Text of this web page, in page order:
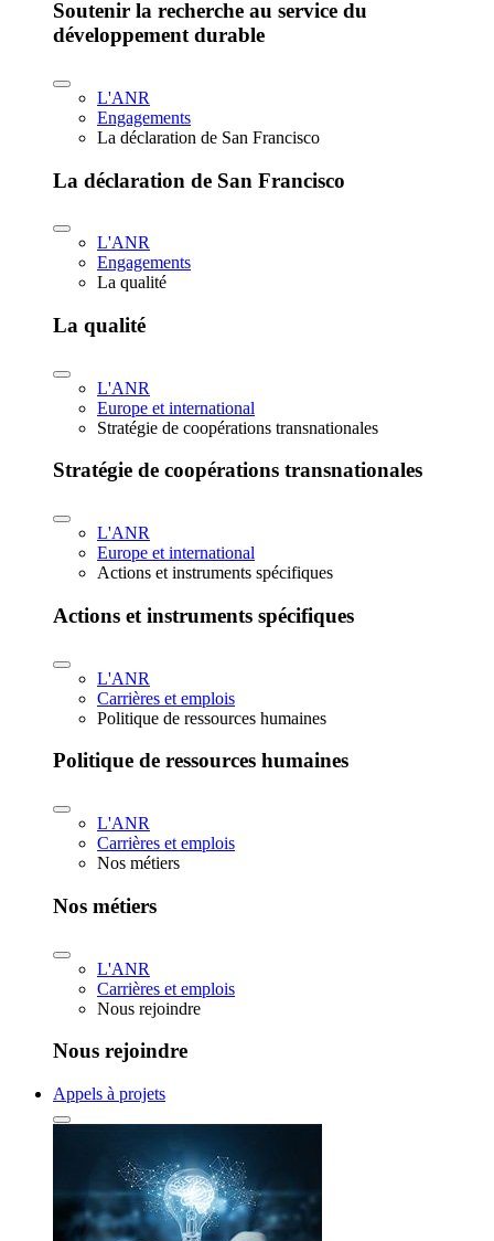
Soutenir la recherche au service du
développement durable
L'ANR
Engagements
La déclaration de San Francisco
La déclaration de San Francisco
L'ANR
Engagements
La qualité
La qualité
L'ANR
Europe et international
Stratégie de coopérations transnationales
Stratégie de coopérations transnationales
L'ANR
Europe et international
Actions et instruments spécifiques
Actions et instruments spécifiques
L'ANR
Carrières et emplois
Politique de ressources humaines
Politique de ressources humaines
L'ANR
Carrières et emplois
Nos métiers
Nos métiers
L'ANR
Carrières et emplois
Nous rejoindre
Nous rejoindre
Appels à projets